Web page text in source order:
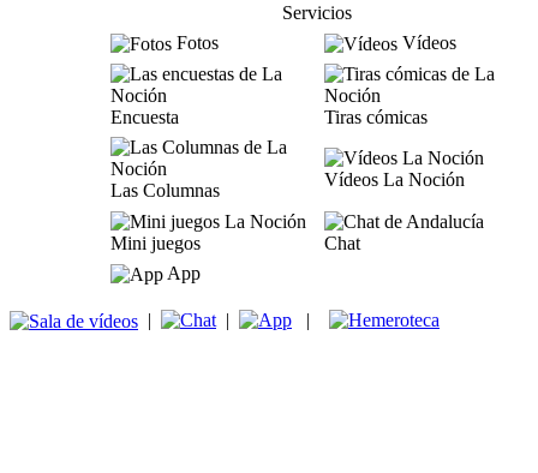
Servicios
Fotos
Vídeos
Encuesta Tiras cómicas
Las Columnas
Vídeos La Noción
Mini juegos
Chat
App
| | |